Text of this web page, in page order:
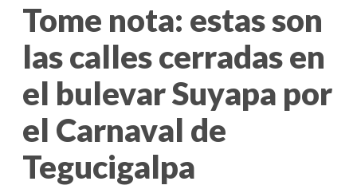
Tome nota: estas son
las calles cerradas en
el bulevar Suyapa por
el Carnaval de
Tegucigalpa